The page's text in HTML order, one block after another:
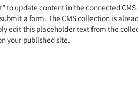
to update content in the connected
a form. The CMS collection is
edit this placeholder text from the
your published site.